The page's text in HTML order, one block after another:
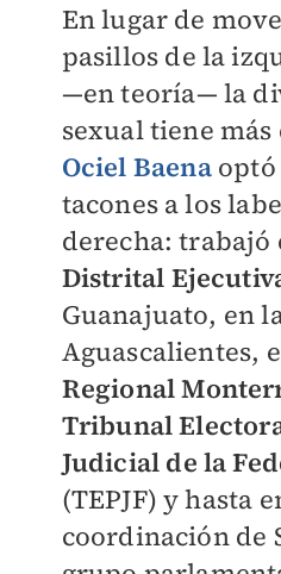
En lugar de
pasillos de la
—en teoría— la
sexual tiene
Ociel Baenaoptó
tacones a los
derecha: trabajó
Distrital
Guanajuato, en
Aguascalientes,
Regional
Tribunal
Judicial de la
(TEPJF) y hasta
coordinación de